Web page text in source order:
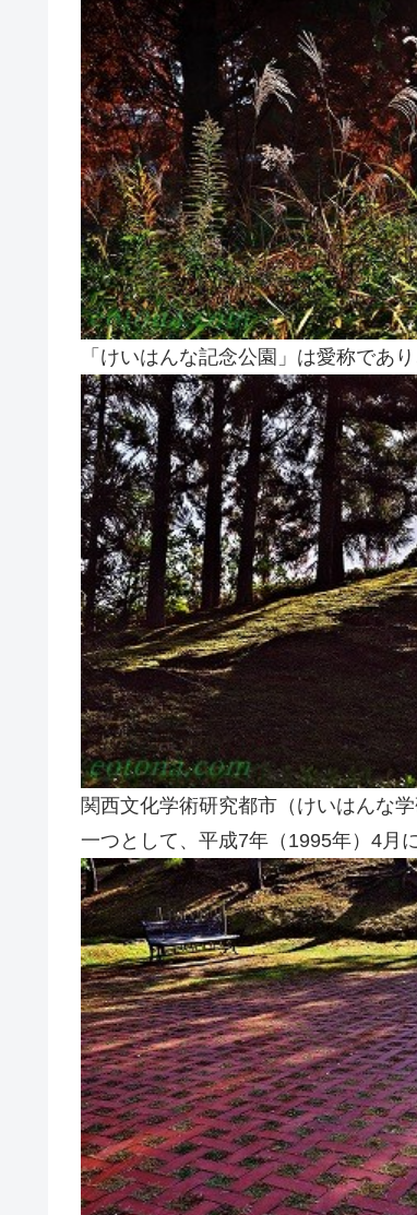
「けいはんな記念公園」は愛称であ
関西文化学術研究都市（けいはんな
一つとして、平成7年（1995年）4月